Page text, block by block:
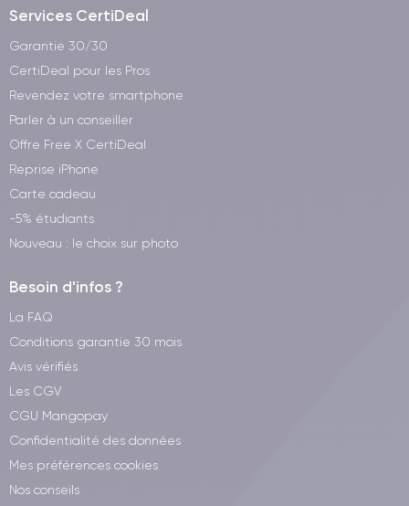
Services CertiDeal
Garantie 30/30
CertiDeal pour les Pros
Revendez votre smartphone
Parler à un conseiller
Offre Free X CertiDeal
Reprise iPhone
Carte cadeau
-5% étudiants
Nouveau : le choix sur photo
Besoin d'infos ?
La FAQ
Conditions garantie 30 mois
Avis vérifiés
Les CGV
CGU Mangopay
Confidentialité des données
Mes préférences cookies
Nos conseils